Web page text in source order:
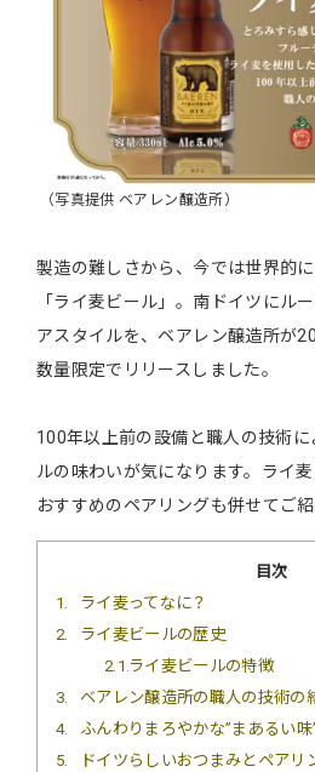
（写真提供 ベアレン醸造所）
製造の難しさから、今では世界的
「ライ麦ビール」。南ドイツにル
アスタイルを、ベアレン醸造所が
数量限定でリリースしました。
100年以上前の設備と職人の技術
ルの味わいが気になります。ライ
おすすめのペアリングも併せてご紹
目次
1
ライ麦ってなに？
2
ライ麦ビールの歴史
2.1 ライ麦ビールの特徴
3
ベアレン醸造所の職人の技術の
4
ふんわりまろやかな”まあるい味
5
ドイツらしいおつまみとペアリ